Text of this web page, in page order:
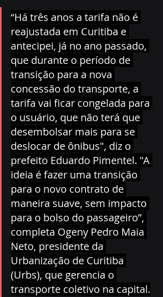
“Há três anos a tarifa não é
reajustada em Curitiba e
antecipei, já no ano passado,
que durante o período de
transição para a nova
concessão do transporte, a
tarifa vai ficar congelada para
o usuário, que não terá que
desembolsar mais para se
deslocar de ônibus", diz o
prefeito Eduardo Pimentel. "A
ideia é fazer uma transição
para o novo contrato de
maneira suave, sem impacto
para o bolso do passageiro”,
completa Ogeny Pedro Maia
Neto, presidente da
Urbanização de Curitiba
(Urbs), que gerencia o
transporte coletivo na capital.